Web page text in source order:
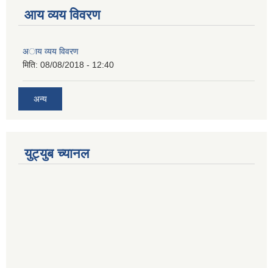
आय व्यय विवरण
अाय व्यय विवरण
मिति: 08/08/2018 - 12:40
अन्य
युट्युब च्यानल